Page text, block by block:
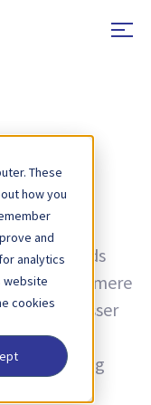
These
how you
and
analytics
website
cookies
og trends
Få mere
processer
bestilling og